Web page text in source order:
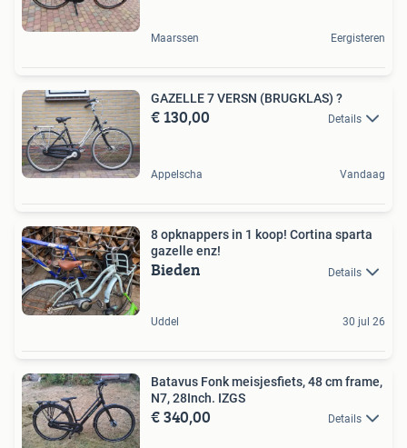
Maarssen Eergisteren
GAZELLE 7 VERSN (BRUGKLAS) ?
€ 130,00 Details
Appelscha Vandaag
8 opknappers in 1 koop! Cortina sparta
gazelle enz!
Bieden Details
Uddel 30 jul 26
Batavus Fonk meisjesfiets, 48 cm frame,
N7, 28Inch. IZGS
€ 340,00 Details